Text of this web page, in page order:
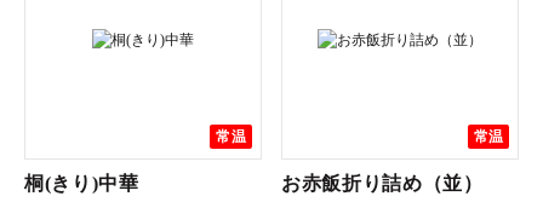
常温
桐(きり)中華
常温
お赤飯折り詰め（並）